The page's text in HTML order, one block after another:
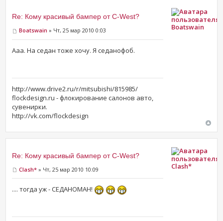
Re: Кому красивый бампер от C-West?
Boatswain » Чт, 25 мар 2010 0:03
Ааа. На седан тоже хочу. Я седанофоб.
http://www.drive2.ru/r/mitsubishi/815985/
flockdesign.ru - флокирование салонов авто,
сувенирки.
http://vk.com/flockdesign
Boatswain
Re: Кому красивый бампер от C-West?
Clash* » Чт, 25 мар 2010 10:09
.... тогда уж - СЕДАНОМАН!
Clash*